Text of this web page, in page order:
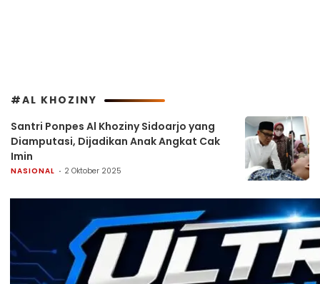
#AL KHOZINY
Santri Ponpes Al Khoziny Sidoarjo yang
Diamputasi, Dijadikan Anak Angkat Cak
Imin
NASIONAL 2 Oktober 2025